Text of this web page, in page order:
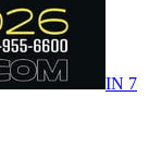
IN 7